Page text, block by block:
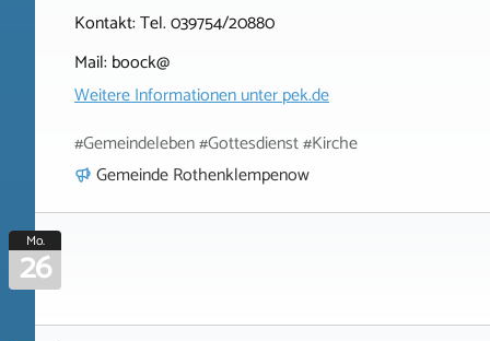
Kontakt: Tel. 039754/20880
Mail: boock@
Weitere Informationen unterpek.de
#Gemeindeleben #Gottesdienst #Kirche
Gemeinde Rothenklempenow
Mo.
26